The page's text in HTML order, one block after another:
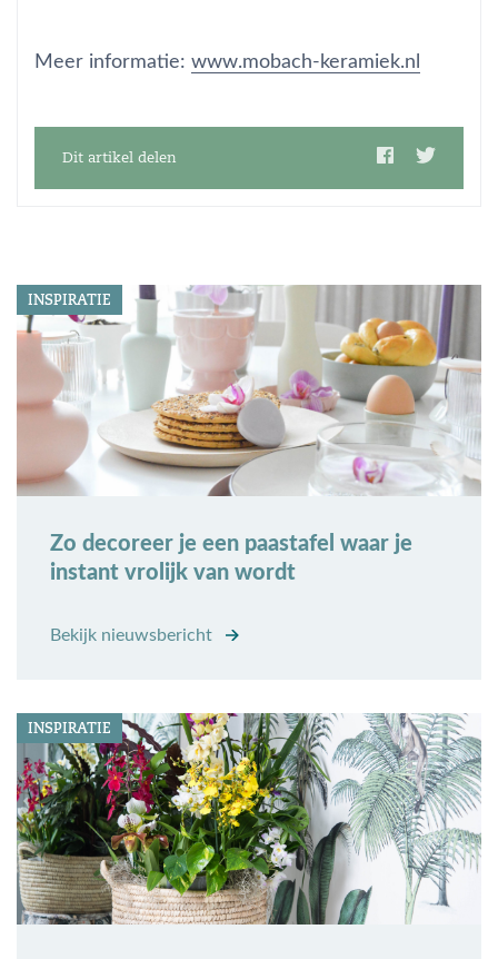
Meer informatie: www.mobach-keramiek.nl
Dit artikel delen
INSPIRATIE
Zo decoreer je een paastafel waar je
instant vrolijk van wordt
Bekijk nieuwsbericht
INSPIRATIE